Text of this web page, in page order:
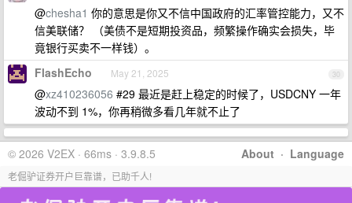
@chesha1 你的意思是你又不信中国政府的汇率管控能力，又不
信美联储？ （美债不是短期投资品，频繁操作确实会损失，毕
竟银行买卖不一样钱）。
30
FlashEcho May 21, 2025
@xz410236056 #29 最近是赶上稳定的时候了，USDCNY 一年
波动不到 1%，你再稍微多看几年就不止了
About · Language
© 2026 V2EX · 66ms · 3.9.8.5
老倔驴证券开户巨靠谱，已助千人!